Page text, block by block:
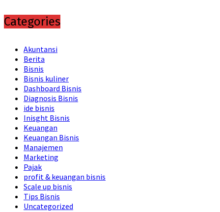
Categories
Akuntansi
Berita
Bisnis
Bisnis kuliner
Dashboard Bisnis
Diagnosis Bisnis
ide bisnis
Inisght Bisnis
Keuangan
Keuangan Bisnis
Manajemen
Marketing
Pajak
profit & keuangan bisnis
Scale up bisnis
Tips Bisnis
Uncategorized